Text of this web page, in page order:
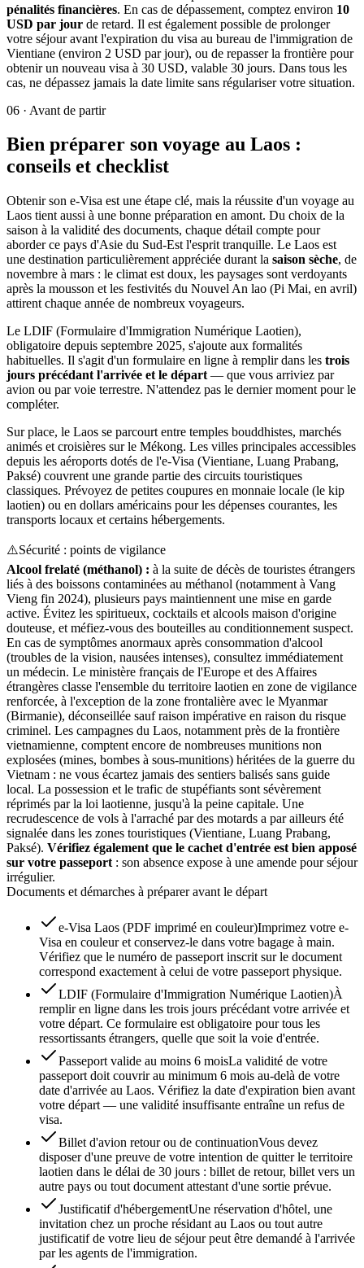
pénalités financières. En cas de dépassement, comptez environ 10
USD par jour de retard. Il est également possible de prolonger
votre séjour avant l'expiration du visa au bureau de l'immigration de
Vientiane (environ 2 USD par jour), ou de repasser la frontière pour
obtenir un nouveau visa à 30 USD, valable 30 jours. Dans tous les
cas, ne dépassez jamais la date limite sans régulariser votre situation.
06 · Avant de partir
Bien préparer son voyage au Laos :
conseils et checklist
Obtenir son e-Visa est une étape clé, mais la réussite d'un voyage au
Laos tient aussi à une bonne préparation en amont. Du choix de la
saison à la validité des documents, chaque détail compte pour
aborder ce pays d'Asie du Sud-Est l'esprit tranquille. Le Laos est
une destination particulièrement appréciée durant la saison sèche, de
novembre à mars : le climat est doux, les paysages sont verdoyants
après la mousson et les festivités du Nouvel An lao (Pi Mai, en avril)
attirent chaque année de nombreux voyageurs.
Le LDIF (Formulaire d'Immigration Numérique Laotien),
obligatoire depuis septembre 2025, s'ajoute aux formalités
habituelles. Il s'agit d'un formulaire en ligne à remplir dans les trois
jours précédant l'arrivée et le départ — que vous arriviez par
avion ou par voie terrestre. N'attendez pas le dernier moment pour le
compléter.
Sur place, le Laos se parcourt entre temples bouddhistes, marchés
animés et croisières sur le Mékong. Les villes principales accessibles
depuis les aéroports dotés de l'e-Visa (Vientiane, Luang Prabang,
Paksé) couvrent une grande partie des circuits touristiques
classiques. Prévoyez de petites coupures en monnaie locale (le kip
laotien) ou en dollars américains pour les dépenses courantes, les
transports locaux et certains hébergements.
⚠️Sécurité : points de vigilance
Alcool frelaté (méthanol) : à la suite de décès de touristes étrangers
liés à des boissons contaminées au méthanol (notamment à Vang
Vieng fin 2024), plusieurs pays maintiennent une mise en garde
active. Évitez les spiritueux, cocktails et alcools maison d'origine
douteuse, et méfiez-vous des bouteilles au conditionnement suspect.
En cas de symptômes anormaux après consommation d'alcool
(troubles de la vision, nausées intenses), consultez immédiatement
un médecin. Le ministère français de l'Europe et des Affaires
étrangères classe l'ensemble du territoire laotien en zone de vigilance
renforcée, à l'exception de la zone frontalière avec le Myanmar
(Birmanie), déconseillée sauf raison impérative en raison du risque
criminel. Les campagnes du Laos, notamment près de la frontière
vietnamienne, comptent encore de nombreuses munitions non
explosées (mines, bombes à sous-munitions) héritées de la guerre du
Vietnam : ne vous écartez jamais des sentiers balisés sans guide
local. La possession et le trafic de stupéfiants sont sévèrement
réprimés par la loi laotienne, jusqu'à la peine capitale. Une
recrudescence de vols à l'arraché par des motards a par ailleurs été
signalée dans les zones touristiques (Vientiane, Luang Prabang,
Paksé). Vérifiez également que le cachet d'entrée est bien apposé
sur votre passeport : son absence expose à une amende pour séjour
irrégulier.
Documents et démarches à préparer avant le départ
e-Visa Laos (PDF imprimé en couleur)Imprimez votre e-
Visa en couleur et conservez-le dans votre bagage à main.
Vérifiez que le numéro de passeport inscrit sur le document
correspond exactement à celui de votre passeport physique.
LDIF (Formulaire d'Immigration Numérique Laotien)À
remplir en ligne dans les trois jours précédant votre arrivée et
votre départ. Ce formulaire est obligatoire pour tous les
ressortissants étrangers, quelle que soit la voie d'entrée.
Passeport valide au moins 6 moisLa validité de votre
passeport doit couvrir au minimum 6 mois au-delà de votre
date d'arrivée au Laos. Vérifiez la date d'expiration bien avant
votre départ — une validité insuffisante entraîne un refus de
visa.
Billet d'avion retour ou de continuationVous devez
disposer d'une preuve de votre intention de quitter le territoire
laotien dans le délai de 30 jours : billet de retour, billet vers un
autre pays ou tout document attestant d'une sortie prévue.
Justificatif d'hébergementUne réservation d'hôtel, une
invitation chez un proche résidant au Laos ou tout autre
justificatif de votre lieu de séjour peut être demandé à l'arrivée
par les agents de l'immigration.